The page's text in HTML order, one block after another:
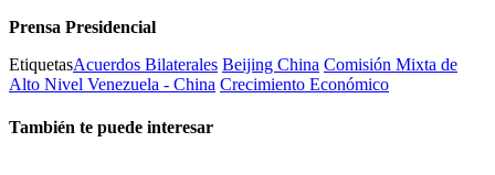
Prensa Presidencial
EtiquetasAcuerdos Bilaterales Beijing China Comisión Mixta de
Alto Nivel Venezuela - China Crecimiento Económico
También te puede interesar